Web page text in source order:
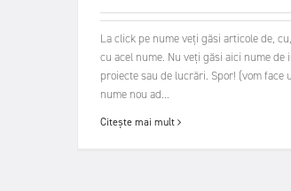
La click pe nume veți găsi articole de,
cu acel nume. Nu veți găsi aici nume
proiecte sau de lucrări. Spor! (vom face
nume nou ad...
Citește mai mult